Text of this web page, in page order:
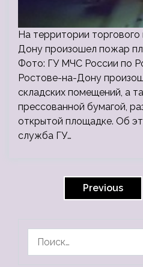
На территории
Дону произошел пожар
Фото: ГУ МЧС России по
Ростове-на-Дону
складских помещений, а
прессованной бумагой,
открытой площадке. Об
служба ГУ…
Previous